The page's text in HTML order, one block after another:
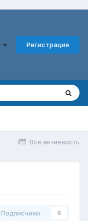
Регистрация
Вся активность
Подписчики 0